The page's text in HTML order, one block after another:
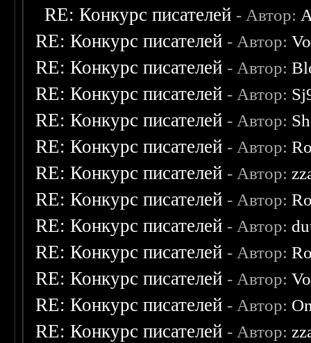
RE: Конкурс писателей - Автор:
RE: Конкурс писателей - Автор:
RE: Конкурс писателей - Автор:
RE: Конкурс писателей - Автор:
RE: Конкурс писателей - Автор:
RE: Конкурс писателей - Автор:
RE: Конкурс писателей - Автор:
RE: Конкурс писателей - Автор:
RE: Конкурс писателей - Автор:
RE: Конкурс писателей - Автор:
RE: Конкурс писателей - Автор:
RE: Конкурс писателей - Автор:
RE: Конкурс писателей - Автор: